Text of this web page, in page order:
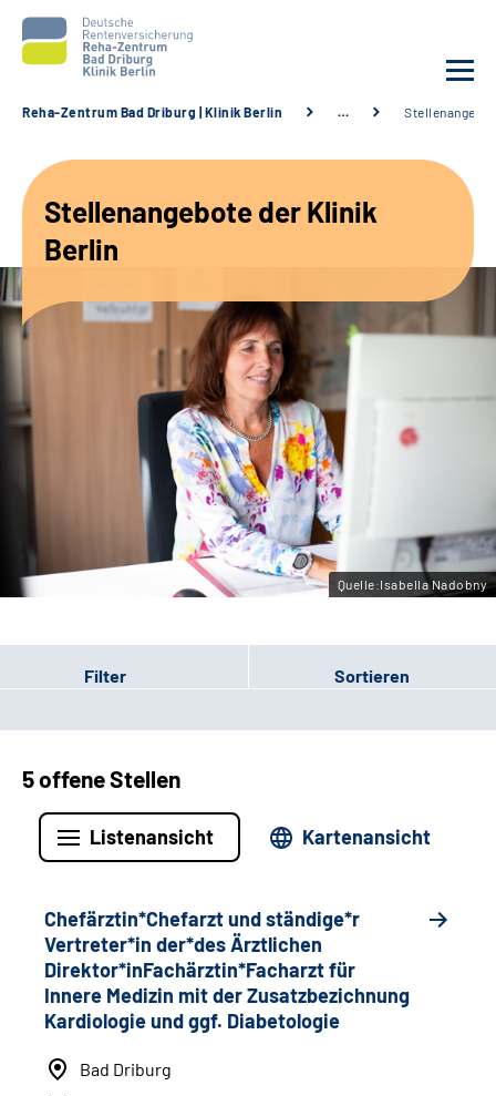
Unsere Angebote
Karriere
Leichte Sprache
Gebärdensprache
Reha-Zentrum Bad Driburg | Klinik Berlin …
Stellenangebote der Klinik
Berlin
Quelle:Isabella Nadobny
Filter Sortieren
5 offene Stellen
Listenansicht Kartenansicht
Chefärztin*Chefarzt und ständige*r
Vertreter*in der*des Ärztlichen
Direktor*inFachärztin*Facharzt für
Innere Medizin mit der Zusatzbezichnung
Kardiologie und ggf. Diabetologie
Bad Driburg